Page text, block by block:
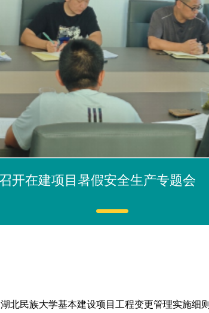
开在建项目暑假安全生产专题会
湖北民族大学基本建设项目工程变更管理实施细则